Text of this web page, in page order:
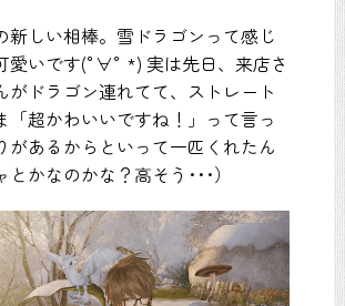
新しい相棒。雪ドラゴンって感じ
愛いです(°∀° *) 実は先日、来店さ
がドラゴン連れてて、ストレート
「超かわいいですね！」って言っ
があるからといって一匹くれたん
かなのかな？高そう･･･）